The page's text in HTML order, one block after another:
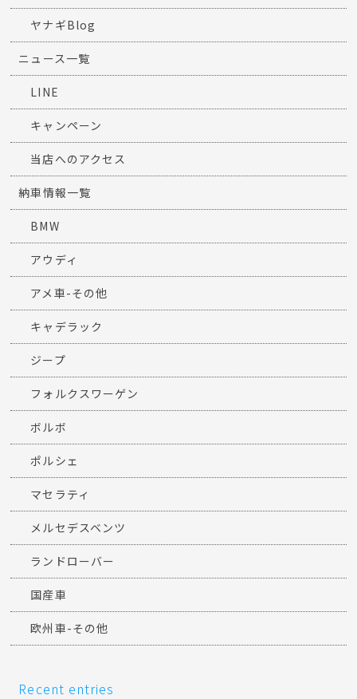
ヤナギBlog
ニュース一覧
LINE
キャンペーン
当店へのアクセス
納車情報一覧
BMW
アウディ
アメ車-その他
キャデラック
ジープ
フォルクスワーゲン
ボルボ
ポルシェ
マセラティ
メルセデスベンツ
ランドローバー
国産車
欧州車-その他
Recent entries